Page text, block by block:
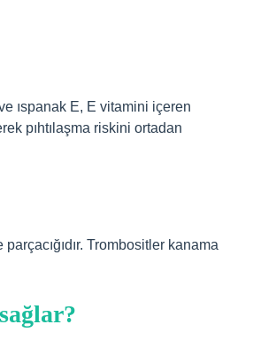
ıspanak E, E vitamini içeren
pıhtılaşma riskini ortadan
Trombositler kanama